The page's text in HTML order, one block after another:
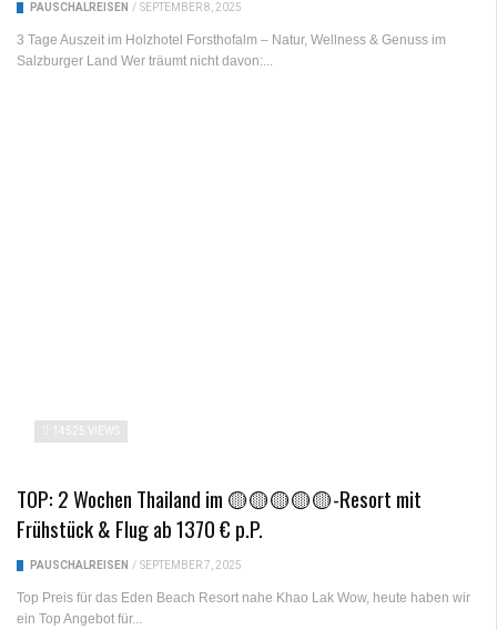
PAUSCHALREISEN / SEPTEMBER 8, 2025
3 Tage Auszeit im Holzhotel Forsthofalm – Natur, Wellness & Genuss im
Salzburger Land Wer träumt nicht davon:...
14525 VIEWS
TOP: 2 Wochen Thailand im 🟡🟡🟡🟡🟡-Resort mit
Frühstück & Flug ab 1370 € p.P.
PAUSCHALREISEN / SEPTEMBER 7, 2025
Top Preis für das Eden Beach Resort nahe Khao Lak Wow, heute haben wir
ein Top Angebot für...